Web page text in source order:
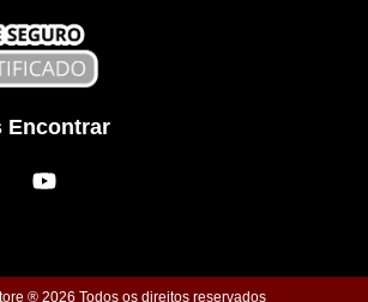
Encontrar
Y
o
b
® 2026 Todos os direitos reservados